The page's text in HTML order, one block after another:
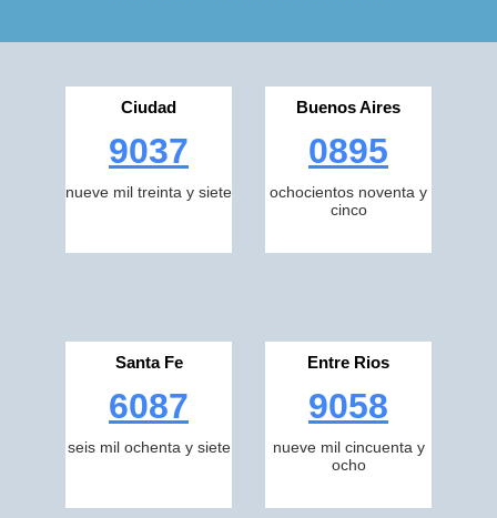
Ciudad
9037
nueve mil treinta y siete
Buenos Aires
0895
ochocientos noventa y
cinco
Santa Fe
6087
seis mil ochenta y siete
Entre Rios
9058
nueve mil cincuenta y
ocho